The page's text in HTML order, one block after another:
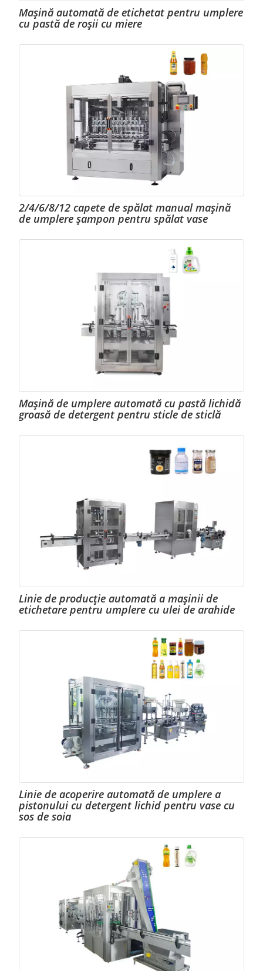
Mașină automată de etichetat pentru umplere
cu pastă de roșii cu miere
2/4/6/8/12 capete de spălat manual mașină
de umplere șampon pentru spălat vase
Mașină de umplere automată cu pastă lichidă
groasă de detergent pentru sticle de sticlă
Linie de producție automată a mașinii de
etichetare pentru umplere cu ulei de arahide
Linie de acoperire automată de umplere a
pistonului cu detergent lichid pentru vase cu
sos de soia